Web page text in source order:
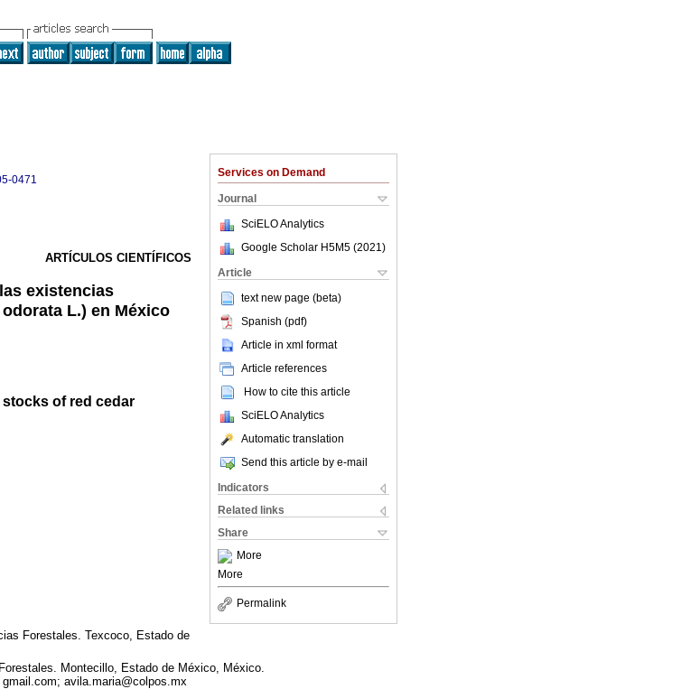
Services on Demand
Journal
SciELO Analytics
Google Scholar H5M5 (2021 )
Article
text new page (beta)
Spanish (pdf)
Article in xml format
Article references
How to cite this article
SciELO Analytics
Automatic translation
Send this article by e-mail
Indicators
Related links
Share
More
More
Permalink
0471
ARTÍCULOS CIENTÍFICOS
existencias
L.) en México
of red cedar
Forestales. Texcoco, Estado de
Montecillo, Estado de México, México.
avila.maria@colpos.mx